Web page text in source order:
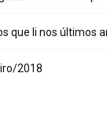
que li nos últimos
2018